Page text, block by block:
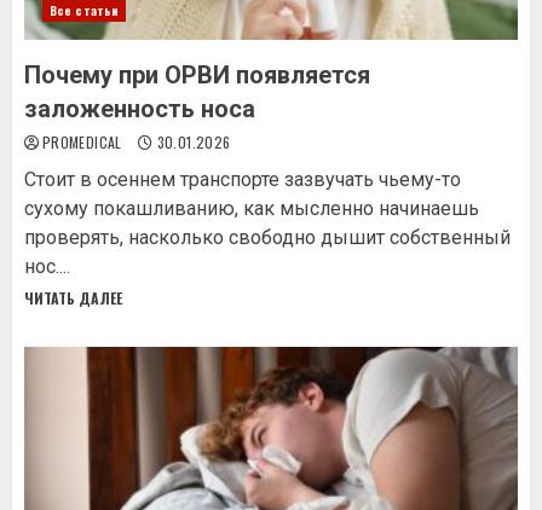
Все статьи
Почему при ОРВИ появляется
заложенность носа
PROMEDICAL 30.01.2026
Стоит в осеннем транспорте зазвучать чьему-то
сухому покашливанию, как мысленно начинаешь
проверять, насколько свободно дышит собственный
нос....
ЧИТАТЬ ДАЛЕЕ